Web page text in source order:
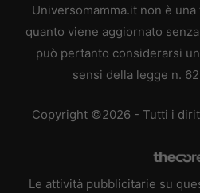
Universomamma.it non è
quanto viene aggiornato
può pertanto considerarsi
sensi della legge n.
Copyright ©2026 - Tutti i
Le attività pubblicitarie su